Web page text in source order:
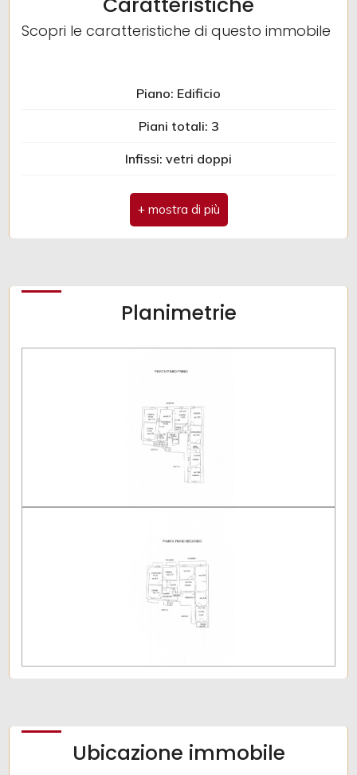
Scopri le caratteristiche di questo immobile
Piano: Edificio
Piani totali: 3
Infissi: vetri doppi
Anno di costruzione: 1950
Spese condominio: € 1
Planimetrie
Ubicazione immobile
5+
Altre
Lusso